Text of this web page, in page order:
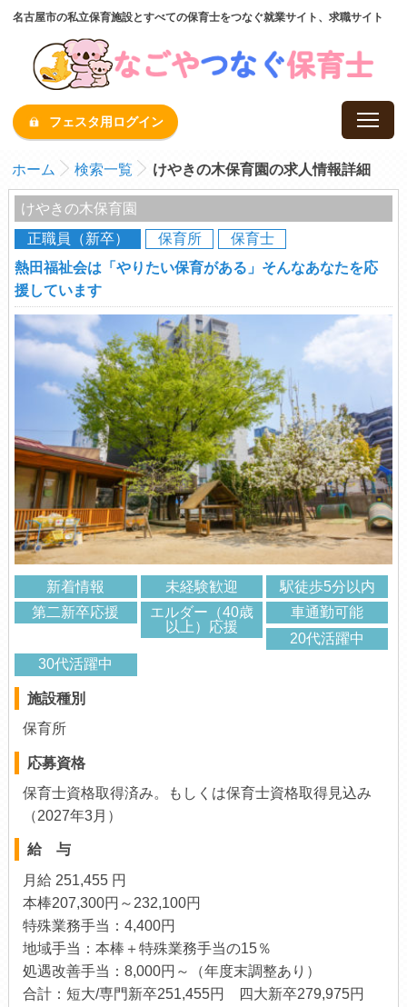
名古屋市の私立保育施設とすべての保育士をつなぐ就業サイト、求職サイト
フェスタ用ログイン
ホーム 検索一覧 けやきの木保育園の求人情報詳細
けやきの木保育園
正職員（新卒）
保育所
保育士
熱田福祉会は「やりたい保育がある」そんなあなたを応
援しています
新着情報 未経験歓迎
駅徒歩5分以内
第二新卒応援
エルダー（40歳
以上）応援
車通勤可能
20代活躍中
30代活躍中
施設種別
保育所
応募資格
保育士資格取得済み。もしくは保育士資格取得見込み
（2027年3月）
給 与
月給 251,455 円
本棒207,300円～232,100円
特殊業務手当：4,400円
地域手当：本棒＋特殊業務手当の15％
処遇改善手当：8,000円～（年度末調整あり）
合計：短大/専門新卒251,455円 四大新卒279,975円